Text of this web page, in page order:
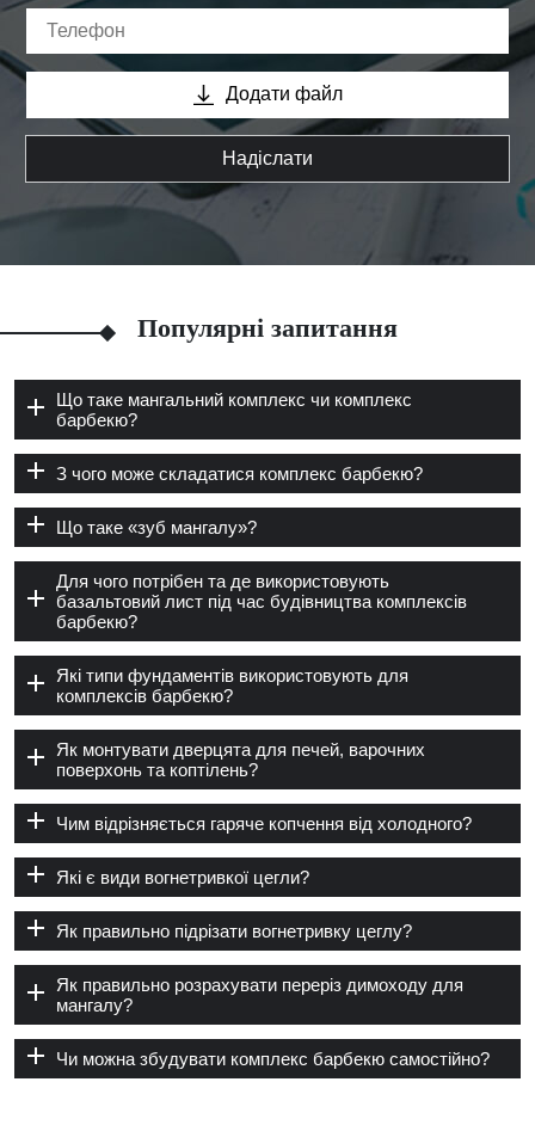
Додати файл
Надіслати
Популярні запитання
Що таке мангальний комплекс чи комплекс
барбекю?
З чого може складатися комплекс барбекю?
Що таке «зуб мангалу»?
Для чого потрібен та де використовують
базальтовий лист під час будівництва комплексів
барбекю?
Які типи фундаментів використовують для
комплексів барбекю?
Як монтувати дверцята для печей, варочних
поверхонь та коптілень?
Чим відрізняється гаряче копчення від холодного?
Які є види вогнетривкої цегли?
Як правильно підрізати вогнетривку цеглу?
Як правильно розрахувати переріз димоходу для
мангалу?
Чи можна збудувати комплекс барбекю самостійно?